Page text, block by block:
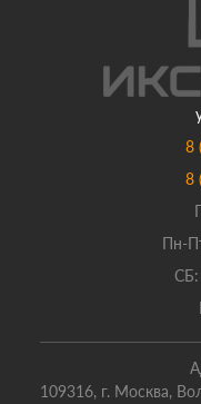
8
8
Пн-
СБ:
109316, г. Москва,